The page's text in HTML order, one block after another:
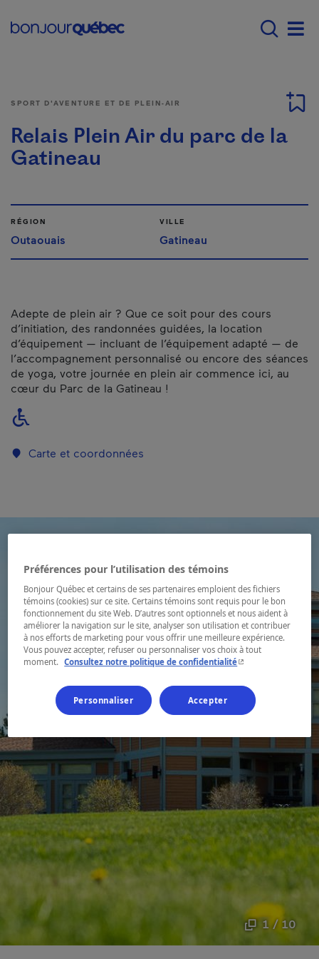
Main navigation -
1 / 10
SPORT D'AVENTURE ET DE PLEIN-AIR
Relais Plein Air du parc de la
Gatineau
RÉGION
Outaouais
VILLE
Gatineau
Adepte de plein air ? Que ce soit pour des cours
d’initiation, des randonnées guidées, la location
d’équipement — incluant de l’équipement adapté — de
l’accompagnement personnalisé ou encore des séances
de yoga, votre journée en plein air commence ici, au
cœur du Parc de la Gatineau !
Carte et coordonnées
Préférences pour l’utilisation des témoins
Bonjour Québec et certains de ses partenaires emploient des fichiers
témoins (cookies) sur ce site. Certains témoins sont requis pour le bon
fonctionnement du site Web. D’autres sont optionnels et nous aident à
améliorer la navigation sur le site, analyser son utilisation et contribuer
à nos efforts de marketing pour vous offrir une meilleure expérience.
Vous pouvez accepter, refuser ou personnaliser vos choix à tout
moment.
Consultez notre politique de confidentialité- Cet hyperlien
Personnaliser Accepter